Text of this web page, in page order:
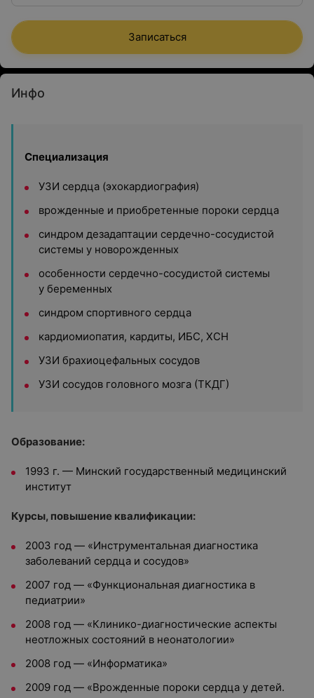
Записаться
Инфо
Специализация
УЗИ сердца (эхокардиография)
врожденные и приобретенные пороки сердца
синдром дезадаптации сердечно-сосудистой
системы у новорожденных
особенности сердечно-сосудистой системы
у беременных
синдром спортивного сердца
кардиомиопатия, кардиты, ИБС, ХСН
УЗИ брахиоцефальных сосудов
УЗИ сосудов головного мозга (ТКДГ)
Образование:
1993 г. — Минский государственный медицинский
институт
Курсы, повышение квалификации:
2003 год — «Инструментальная диагностика
заболеваний сердца и сосудов»
2007 год — «Функциональная диагностика в
педиатрии»
2008 год — «Клинико-диагностические аспекты
неотложных состояний в неонатологии»
2008 год — «Информатика»
2009 год — «Врожденные пороки сердца у детей.